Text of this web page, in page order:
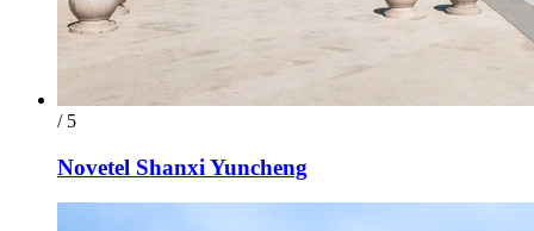
/ 5
Novetel Shanxi Yuncheng